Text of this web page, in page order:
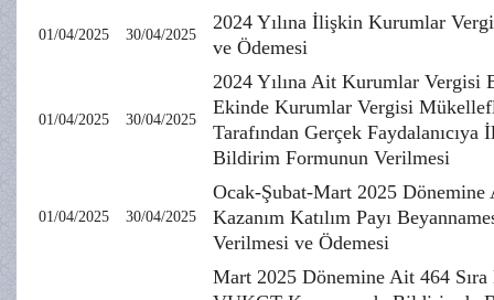
01/04/2025 30/04/2025
2024 Yılına İlişkin Kurumlar
ve Ödemesi
01/04/2025 30/04/2025
2024 Yılına Ait Kurumlar Vergisi
Ekinde Kurumlar Vergisi
Tarafından Gerçek Faydalanıcıya
Bildirim Formunun Verilmesi
01/04/2025 30/04/2025
Ocak-Şubat-Mart 2025 Dönemine
Kazanım Katılım Payı
Verilmesi ve Ödemesi
Mart 2025 Dönemine Ait 464